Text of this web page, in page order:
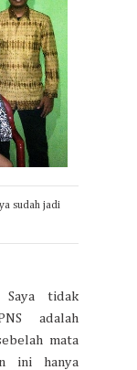
sudah jadi
tidak
adalah
mata
ini hanya